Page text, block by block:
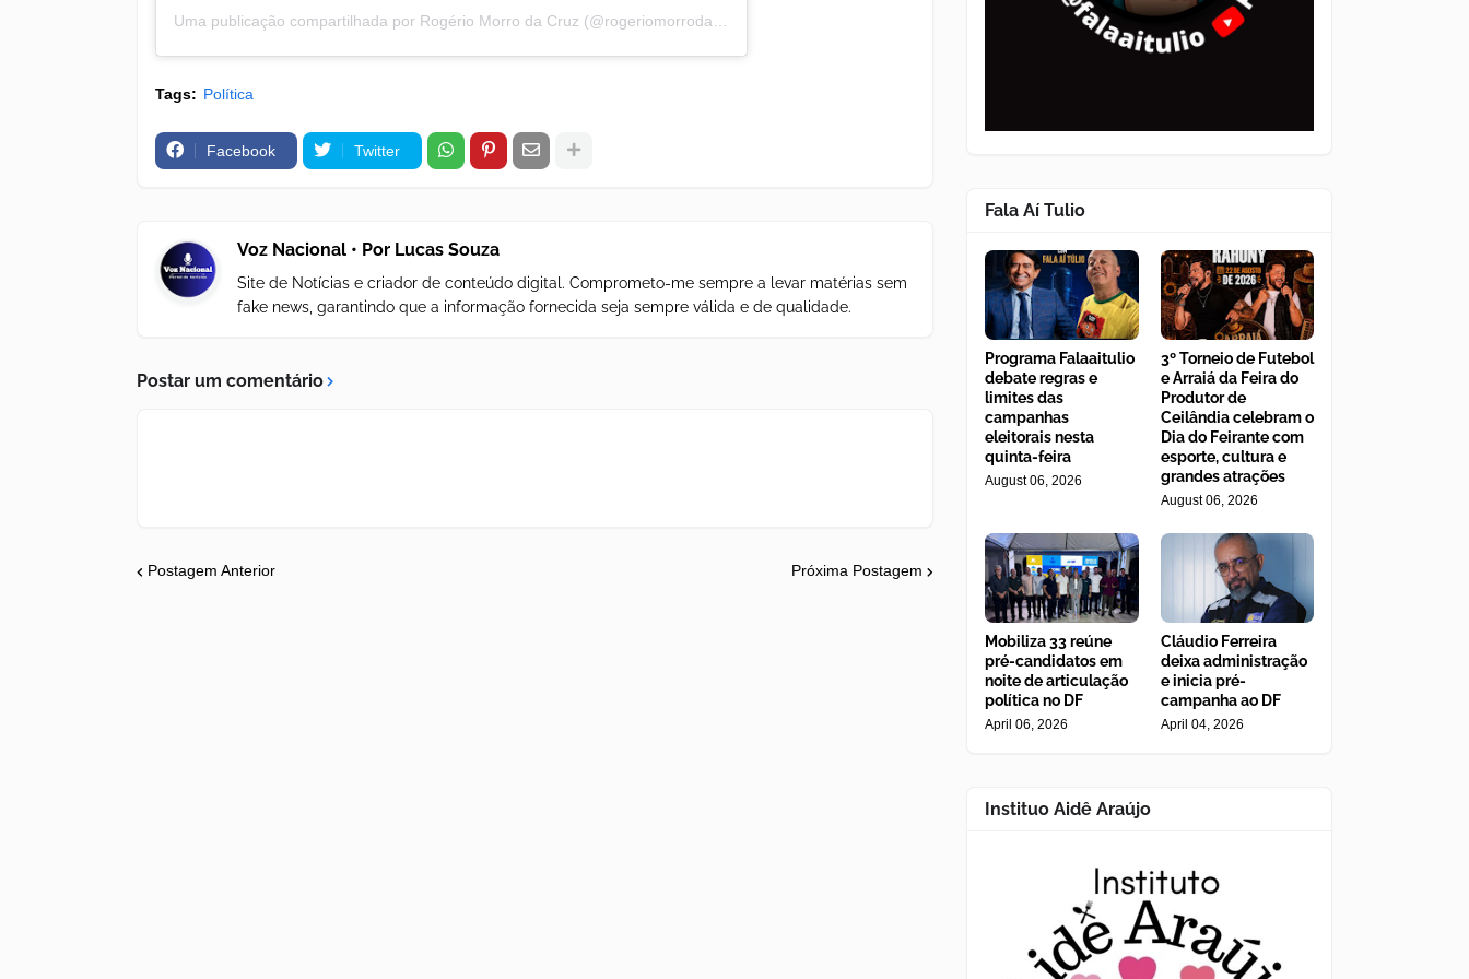
Tags: Política
Facebook Twitter
Voz Nacional • Por Lucas Souza
Site de Notícias e criador de conteúdo digital. Comprometo-me sempre a levar matérias sem
fake news, garantindo que a informação fornecida seja sempre válida e de qualidade.
Postar um comentário
Postagem Anterior Próxima Postagem
Fala Aí Tulio
Programa Falaaitulio
debate regras e
limites das
campanhas
eleitorais nesta
quinta-feira
August 06, 2026
3º Torneio de Futebol
e Arraiá da Feira do
Produtor de
Ceilândia celebram o
Dia do Feirante com
esporte, cultura e
grandes atrações
August 06, 2026
Mobiliza 33 reúne
pré-candidatos em
noite de articulação
política no DF
April 06, 2026
Cláudio Ferreira
deixa administração
e inicia pré-
campanha ao DF
April 04, 2026
Instituo Aidê Araújo